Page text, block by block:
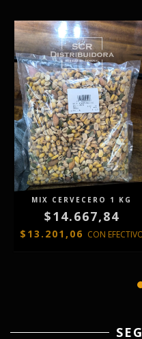
MIX CERVECERO 1 KG
$14.667,84
$13.201,06 CON